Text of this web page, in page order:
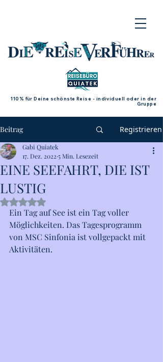
110% für Deine schönste Reise - individuell oder in der
Gruppe
Beitrag Registrieren
EINE SEEFAHRT, DIE IST
LUSTIG
Gabi Quiatek
17. Dez. 2022 5 Min. Lesezeit
Mit NaN von 5 Sternen bewertet.
Ein Tag auf See ist ein Tag voller
Möglichkeiten. Das Tagesprogramm
von MSC Sinfonia ist vollgepackt mit
Aktivitäten.